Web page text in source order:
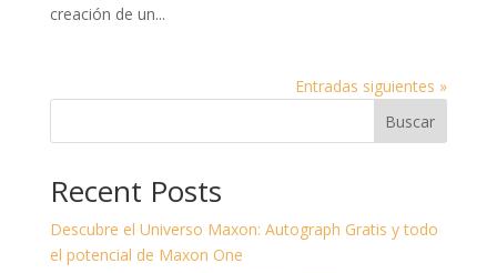
creación de un...
Entradas siguientes »
Buscar
Recent Posts
Descubre el Universo Maxon: Autograph Gratis y todo
el potencial de Maxon One